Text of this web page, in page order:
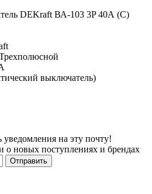
DEKraft ВА-103 3P 40А (C)
выключатель)
уведомления на эту почту!
о новых поступлениях и брендах
Отправить